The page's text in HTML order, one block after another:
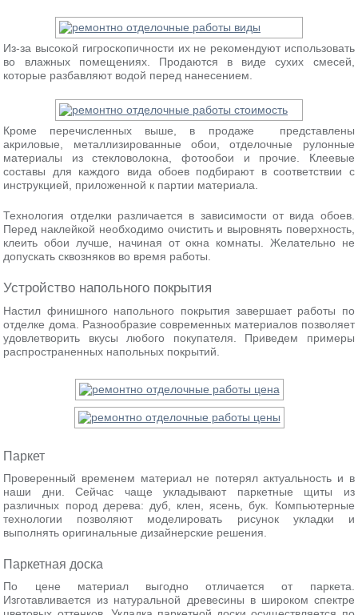
Из-за высокой гигроскопичности их не рекомендуют использовать
во влажных помещениях. Продаются в виде сухих смесей,
которые разбавляют водой перед нанесением.
Кроме перечисленных выше, в продаже представлены
акриловые, металлизированные обои, отделочные рулонные
материалы из стекловолокна, фотообои и прочие. Клеевые
составы для каждого вида обоев подбирают в соответствии с
инструкцией, приложенной к партии материала.
Технология отделки различается в зависимости от вида обоев.
Перед наклейкой необходимо очистить и выровнять поверхность,
клеить обои лучше, начиная от окна комнаты. Желательно не
допускать сквозняков во время работы.
Устройство напольного покрытия
Настил финишного напольного покрытия завершает работы по
отделке дома. Разнообразие современных материалов позволяет
удовлетворить вкусы любого покупателя. Приведем примеры
распространенных напольных покрытий.
Паркет
Проверенный временем материал не потерял актуальность и в
наши дни. Сейчас чаще укладывают паркетные щиты из
различных пород дерева: дуб, клен, ясень, бук. Компьютерные
технологии позволяют моделировать рисунок укладки и
выполнять оригинальные дизайнерские решения.
Паркетная доска
По цене материал выгодно отличается от паркета.
Изготавливается из натуральной древесины в широком спектре